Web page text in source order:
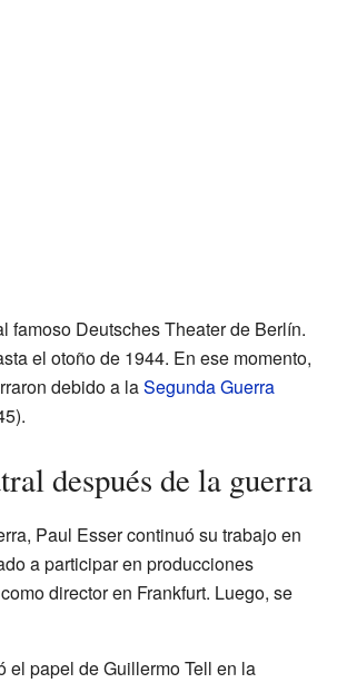
famoso Deutsches Theater de Berlín.
el otoño de 1944. En ese momento,
debido a laSegunda Guerra
después de la guerra
Paul Esser continuó su trabajo en
a participar en producciones
director en Frankfurt. Luego, se
el papel de Guillermo Tell en la